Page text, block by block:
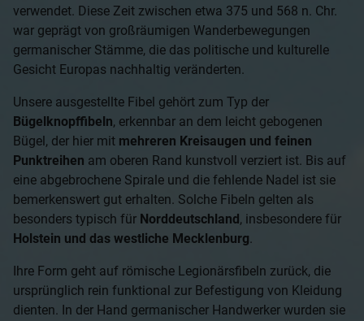
verwendet. Diese Zeit zwischen etwa 375 und 568 n. Chr.
war geprägt von großräumigen Wanderbewegungen
germanischer Stämme, die das politische und kulturelle
Gesicht Europas nachhaltig veränderten.
Unsere ausgestellte Fibel gehört zum Typ der
Bügelknopffibeln, erkennbar an dem leicht gebogenen
Bügel, der hier mit mehreren Kreisaugen und feinen
Punktreihen am oberen Rand kunstvoll verziert ist. Bis auf
eine abgebrochene Spirale und die fehlende Nadel ist sie
bemerkenswert gut erhalten. Solche Fibeln gelten als
besonders typisch für Norddeutschland, insbesondere für
Holstein und das westliche Mecklenburg.
Ihre Form geht auf römische Legionärsfibeln zurück, die
ursprünglich rein funktional zur Befestigung von Kleidung
dienten. In der Hand germanischer Handwerker wurden sie